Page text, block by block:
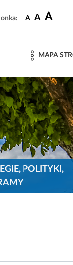
A A A
MAPA
POLITYKI,